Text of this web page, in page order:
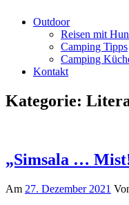
Outdoor
Reisen mit
Camping Tipps
Camping
Kontakt
Kategorie:
„Simsala …
Am 27. Dezember 2021